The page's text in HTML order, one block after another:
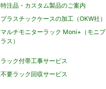
特注品・カスタム製品のご案内
プラスチックケースの加工（OKW社）
マルチモニターラック Moni+（モニプ
ラス）
ラック付帯工事サービス
不要ラック回収サービス